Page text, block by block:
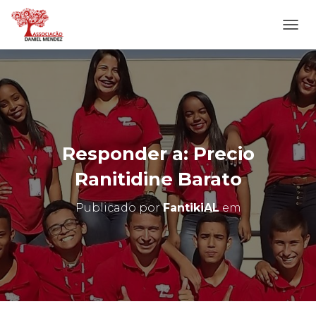
L
T
E
R
N
A
N
A
E
G
O
Responder a: Precio
Ranitidine Barato
Publicado porFantikiALem